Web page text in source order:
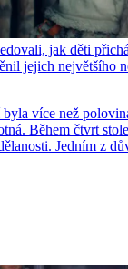
jak děti
jejich největšího
více než
Během čtvrt
Jedním z